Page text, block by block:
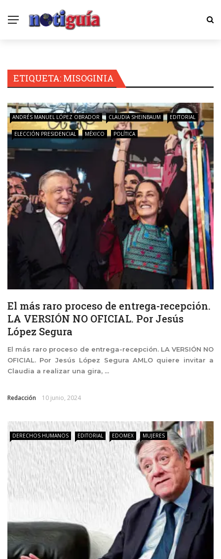
ETIQUETA: MISOGINIA
ANDRÉS MANUEL LÓPEZ OBRADOR CLAUDIA SHEINBAUM EDITORIAL
ELECCIÓN PRESIDENCIAL MÉXICO POLÍTICA
El más raro proceso de entrega-recepción.
LA VERSIÓN NO OFICIAL. Por Jesús
López Segura
El más raro proceso de entrega-recepción. LA VERSIÓN NO
OFICIAL. Por Jesús López Segura AMLO quiere invitar a
Claudia a realizar una gira, ...
Redacción 10 junio, 2024
DERECHOS HUMANOS EDITORIAL EDOMEX MUJERES